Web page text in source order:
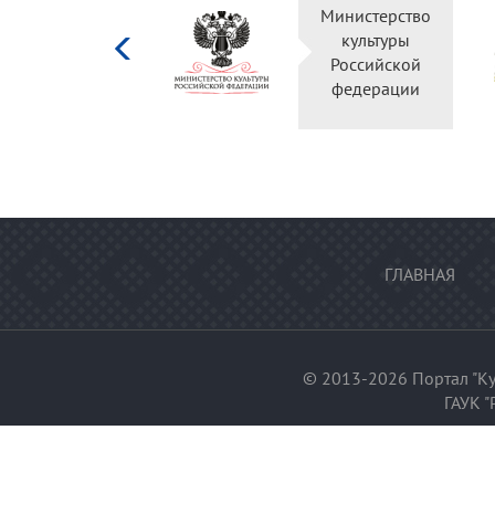
Министерство
культуры
Российской
федерации
ГЛАВНАЯ
© 2013-2026 Портал
ГАУК